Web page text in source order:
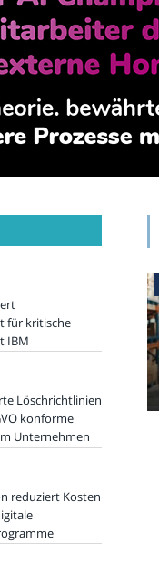
für kritische
IBM
Löschrichtlinien
konforme
Unternehmen
reduziert Kosten